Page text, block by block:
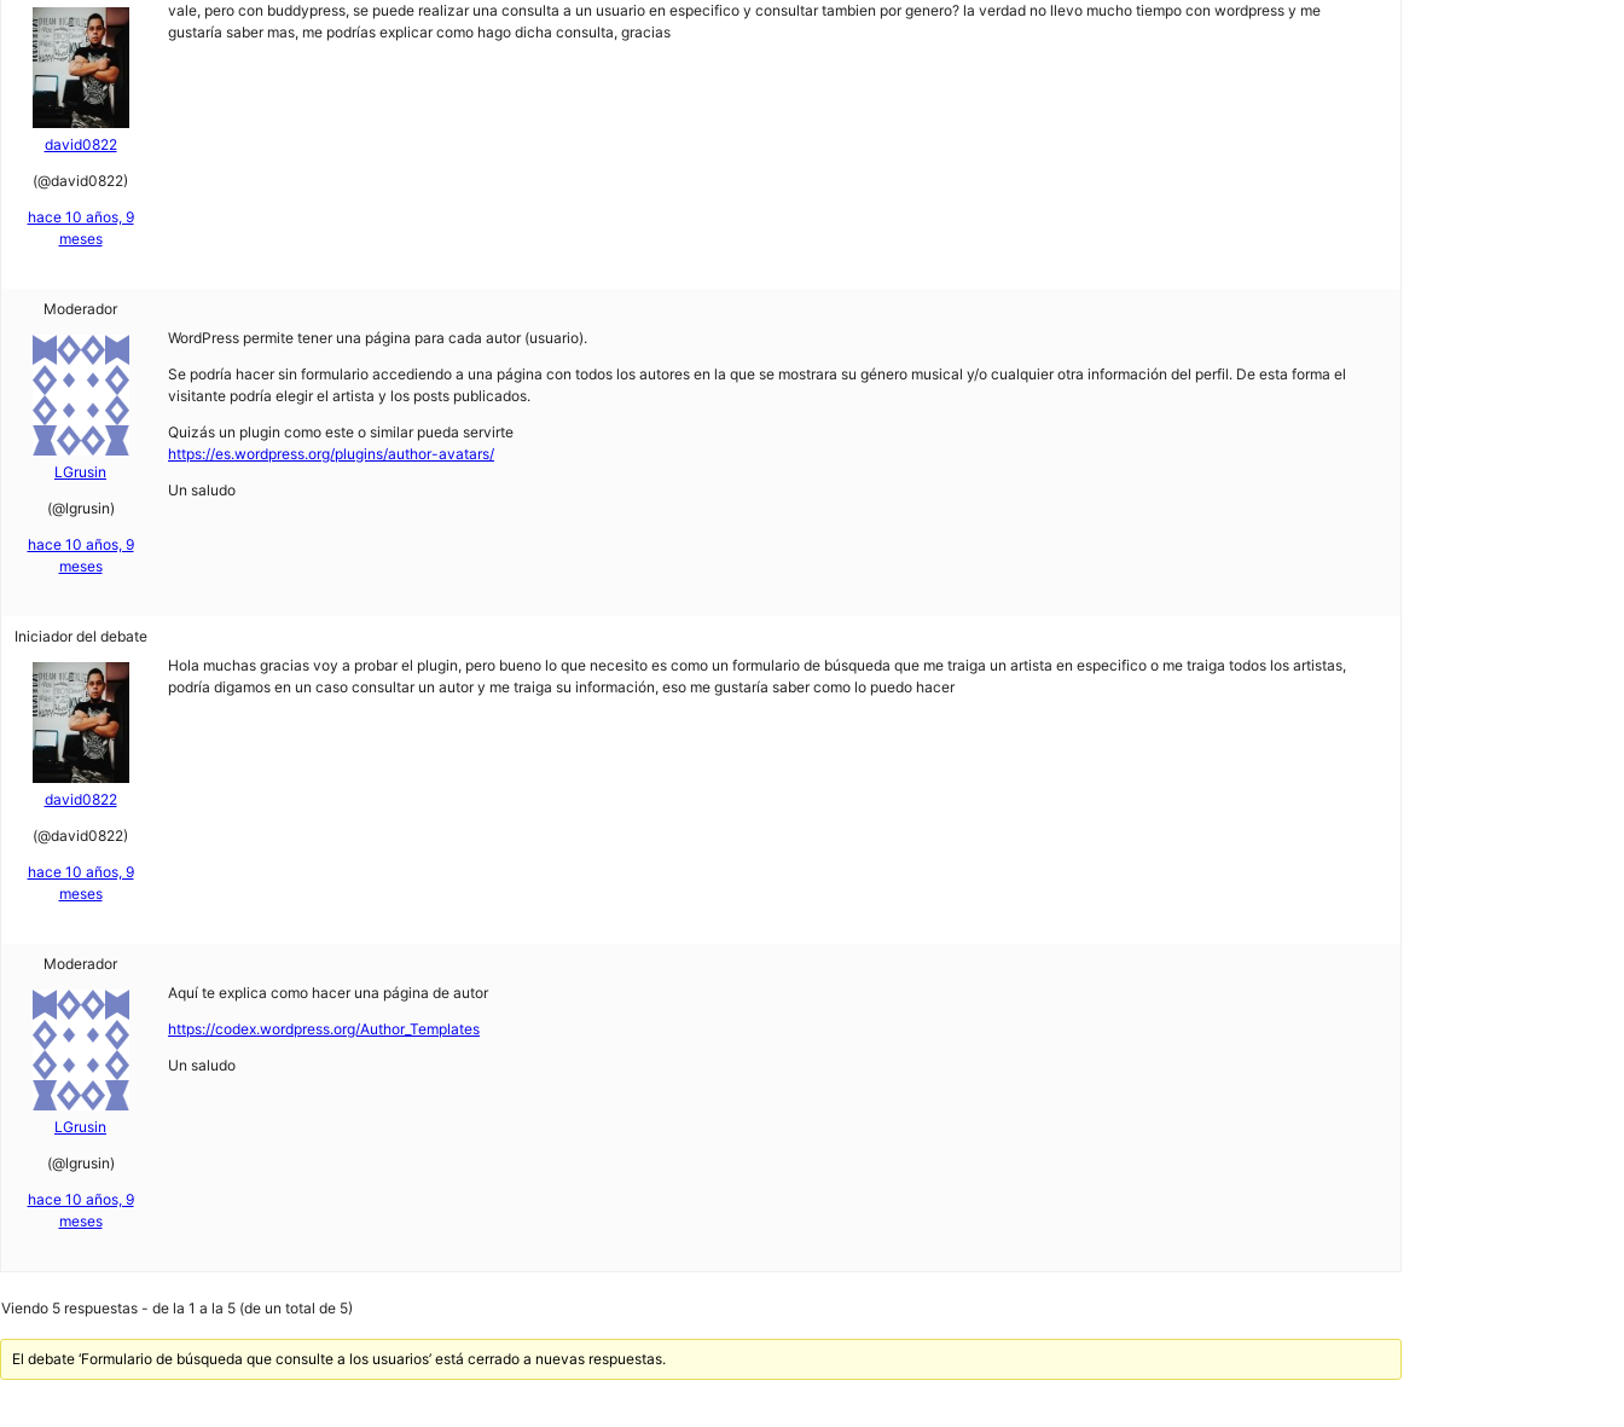
david0822
(@david0822)
hace 10 años, 9
meses
vale, pero con buddypress, se puede realizar una consulta a un usuario en especifico y consultar tambien por genero? la verdad no llevo mucho tiempo con wordpress y me
gustaría saber mas, me podrías explicar como hago dicha consulta, gracias
Moderador
LGrusin
(@lgrusin)
hace 10 años, 9
meses
WordPress permite tener una página para cada autor (usuario).
Se podría hacer sin formulario accediendo a una página con todos los autores en la que se mostrara su género musical y/o cualquier otra información del perfil. De esta forma el
visitante podría elegir el artista y los posts publicados.
Quizás un plugin como este o similar pueda servirte
https://es.wordpress.org/plugins/author-avatars/
Un saludo
Iniciador del debate
david0822
(@david0822)
hace 10 años, 9
meses
Hola muchas gracias voy a probar el plugin, pero bueno lo que necesito es como un formulario de búsqueda que me traiga un artista en especifico o me traiga todos los artistas,
podría digamos en un caso consultar un autor y me traiga su información, eso me gustaría saber como lo puedo hacer
Moderador
LGrusin
(@lgrusin)
hace 10 años, 9
meses
Aquí te explica como hacer una página de autor
https://codex.wordpress.org/Author_Templates
Un saludo
Viendo 5 respuestas - de la 1 a la 5 (de un total de 5)
El debate ‘Formulario de búsqueda que consulte a los usuarios’ está cerrado a nuevas respuestas.